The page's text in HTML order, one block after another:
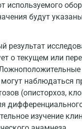
используемого
будут
результат
о текущем или
наблюдаться
(описторхоз,
изучение